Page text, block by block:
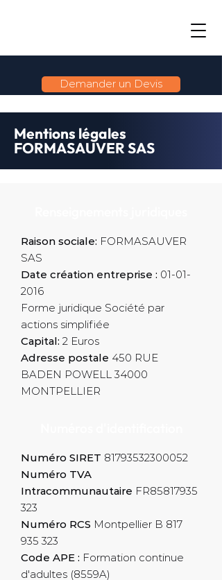
Demander un Devis
Mentions légales
FORMASAUVER SAS
Raison sociale: FORMASAUVER
SAS
Date création entreprise : 01-01-
2016
Forme juridique Société par
actions simplifiée
Capital: 2 Euros
Adresse postale 450 RUE
BADEN POWELL 34000
MONTPELLIER
Numéro SIRET 81793532300052
Numéro TVA
Intracommunautaire FR85817935
323
Numéro RCS Montpellier B 817
935 323
Code APE : Formation continue
d'adultes (8559A)